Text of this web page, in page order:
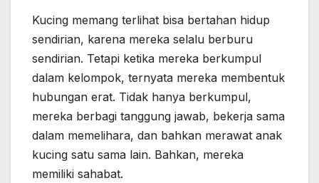
Kucing memang terlihat bisa bertahan hidup
sendirian, karena mereka selalu berburu
sendirian. Tetapi ketika mereka berkumpul
dalam kelompok, ternyata mereka membentuk
hubungan erat. Tidak hanya berkumpul,
mereka berbagi tanggung jawab, bekerja sama
dalam memelihara, dan bahkan merawat anak
kucing satu sama lain. Bahkan, mereka
memiliki sahabat.